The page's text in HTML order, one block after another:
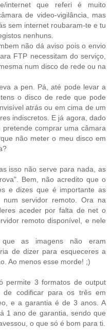
internet que referi é muito
de video-vigilância, mas
sem internet roubaram-te e tu
nenhuns.
não dá aviso pois o envio
FTP necessitam do serviço,
num disco de rede ou na
a pen. Pá, até pode levar a
o disco de rede que pode
atrás ou em cima de um
indiscretos. E já agora, dado
comprar uma câmara
não meter o meu disco em
isso não serve para nada, as
Bem, não acredito que o
e dizes que é importante as
num servidor remoto. Ora na
aceder por falta de net o
remoto disponível, e nele
que as imagens não eram
de dizer para esqueceres a
Ao menos esse morde! ;)
permite 3 formatos de output
de codificar para os três em
e a garantia é de 3 anos. A
1 ano de garantia, sendo que
o que só é bom para ti.